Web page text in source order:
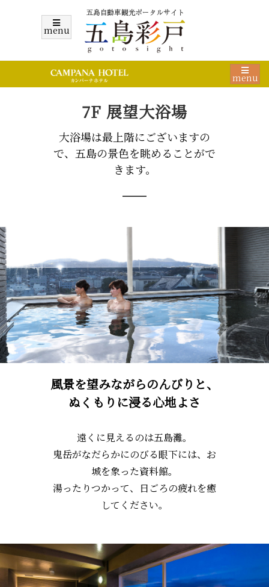
menu
menu
7F 展望大浴場
大浴場は最上階にございますの
で、五島の景色を眺めることがで
きます。
風景を望みながらのんびりと、
ぬくもりに浸る心地よさ
遠くに見えるのは五島灘。
鬼岳がなだらかにのびる眼下には、お
城を象った資料館。
湯ったりつかって、日ごろの疲れを癒
してください。